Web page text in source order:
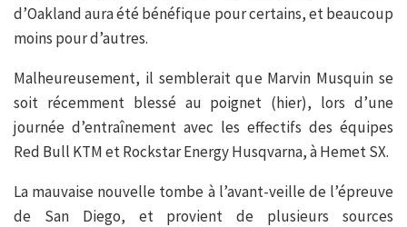
d’Oakland aura été bénéfique pour certains, et beaucoup
moins pour d’autres.
Malheureusement, il semblerait que Marvin Musquin se
soit récemment blessé au poignet (hier), lors d’une
journée d’entraînement avec les effectifs des équipes
Red Bull KTM et Rockstar Energy Husqvarna, à Hemet SX.
La mauvaise nouvelle tombe à l’avant-veille de l’épreuve
de San Diego, et provient de plusieurs sources